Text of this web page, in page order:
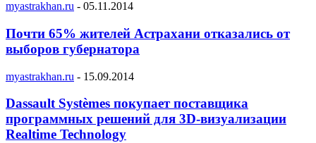
myastrakhan.ru - 05.11.2014
Почти 65% жителей Астрахани отказались от
выборов губернатора
myastrakhan.ru - 15.09.2014
Dassault Systèmes покупает поставщика
программных решений для 3D-визуализации
Realtime Technology